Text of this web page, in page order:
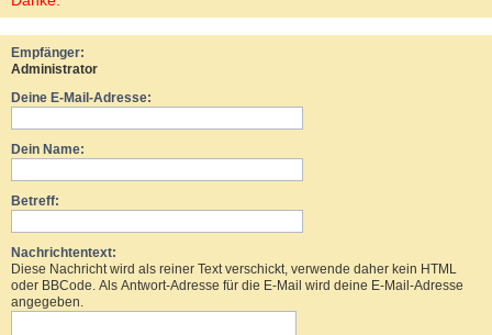
Empfänger:
Administrator
Deine E-Mail-Adresse:
Dein Name:
Betreff:
Nachrichtentext:
Diese Nachricht wird als reiner Text verschickt, verwende daher kein HTML
oder BBCode. Als Antwort-Adresse für die E-Mail wird deine E-Mail-Adresse
angegeben.